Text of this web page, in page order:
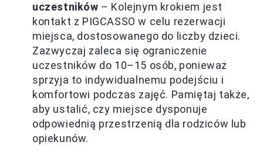
uczestników – Kolejnym krokiem jest
kontakt z PIGCASSO w celu rezerwacji
miejsca, dostosowanego do liczby dzieci.
Zazwyczaj zaleca się ograniczenie
uczestników do 10–15 osób, ponieważ
sprzyja to indywidualnemu podejściu i
komfortowi podczas zajęć. Pamiętaj także,
aby ustalić, czy miejsce dysponuje
odpowiednią przestrzenią dla rodziców lub
opiekunów.